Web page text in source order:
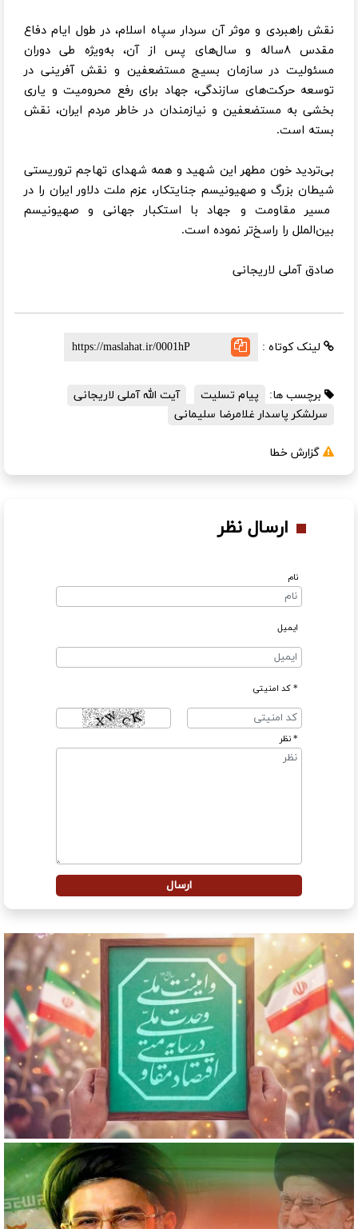
نقش راهبردی و موثر آن سردار سپاه اسلام، در طول ایام دفاع
مقدس ۸ساله و سال‌های پس از آن، به‌ویژه طی دوران
مسئولیت در سازمان بسیج مستضعفین و نقش آفرینی در
توسعه حرکت‌های سازندگی، جهاد برای رفع محرومیت‌ و یاری
بخشی به مستضعفین و نیازمندان در خاطر مردم ایران، نقش
بسته است.
بی‌تردید خون مطهر این شهید و همه شهدای تهاجم تروریستی
شیطان بزرگ و صهیونیسم جنایتکار، عزم ملت دلاور ایران را در
مسیر مقاومت و جهاد با استکبار جهانی و صهیونیسم
بین‌الملل را راسخ‌تر نموده است.
صادق آملی لاریجانی
لینک کوتاه :
برچسب ها: پیام تسلیت
آیت الله آملی لاریجانی
سرلشکر پاسدار غلامرضا سلیمانی
گزارش خطا
ارسال نظر
نام
ایمیل
* کد امنیتی
* نظر